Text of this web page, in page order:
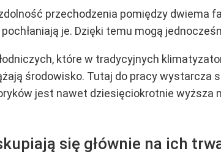
przechodzenia pomiędzy dwiema
je. Dzięki temu mogą
które w tradycyjnych
środowisko. Tutaj do pracy
jest nawet dziesięciokrotnie wyższa
się głównie na ich